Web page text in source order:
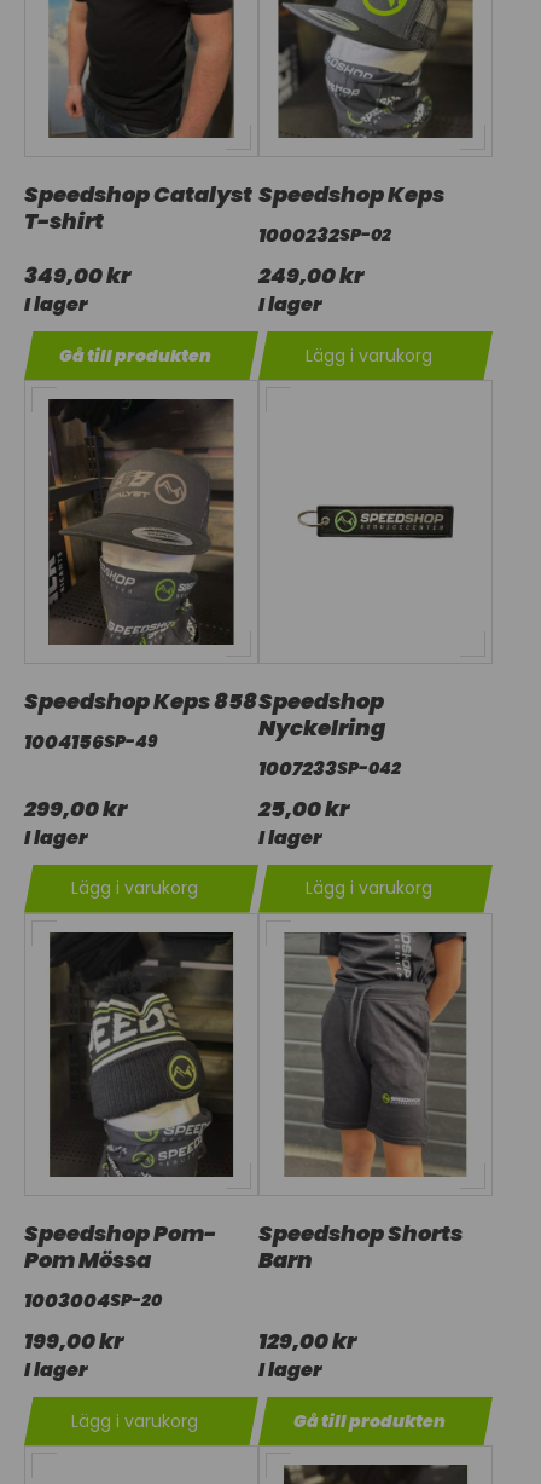
Speedshop Catalyst
T-shirt
349,00 kr
I lager
Gå till produkten
Speedshop Keps
1000232SP-02
249,00 kr
I lager
Lägg i varukorg
Speedshop Keps 858
1004156SP-49
299,00 kr
I lager
Lägg i varukorg
Speedshop
Nyckelring
1007233SP-042
25,00 kr
I lager
Lägg i varukorg
Speedshop Pom-
Pom Mössa
1003004SP-20
199,00 kr
I lager
Lägg i varukorg
Speedshop Shorts
Barn
129,00 kr
I lager
Gå till produkten